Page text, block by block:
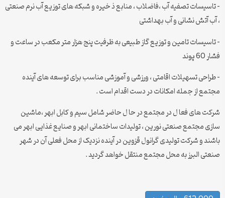
– تاسیسات تصفیه آب ،فاضلاب ، منابع ذ خیره و شبکه های توزیع آب نرم صنعتی
، آب آتش نشانی و آب بهداشتی
– تاسیسات تامین و توزیع گاز طبیعی به ظرفیت پنج هزار متر مکعب در ساعت و
فشار 60 پوند
– طراحی تسهیلات اقامتی ، ورزشی و آموزشی مناسب برای توسعه های آینده
مجتمع از جمله امکانات در دست اقدام است .
شرکت های فعا ل در مجتمع در حا ل حاضر شامل سیم و کابل ابهر ،ماشین
سازی مجتمع صنعتی نورین ، تولیدات ساختمانی ابهر و صنایع غذایی ابهر می
باشند و شرکت تولیدی گرانول قزوین در آینده نزدیک از محل فعلی آن در شهر
صنعتی البرز به محل مجتمع منتقل خواهد گردید .